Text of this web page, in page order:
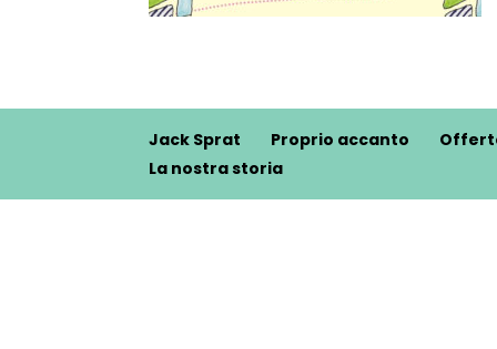
Jack Sprat Proprio accanto
La nostra storia